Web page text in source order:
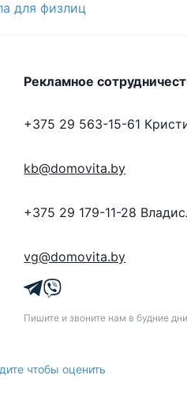
для физлиц
Рекламное
+375 29 563-15-61
kb@domovita.by
+375 29 179-11-28
vg@domovita.by
Пишите и звоните нам в будние
чтобы оценить